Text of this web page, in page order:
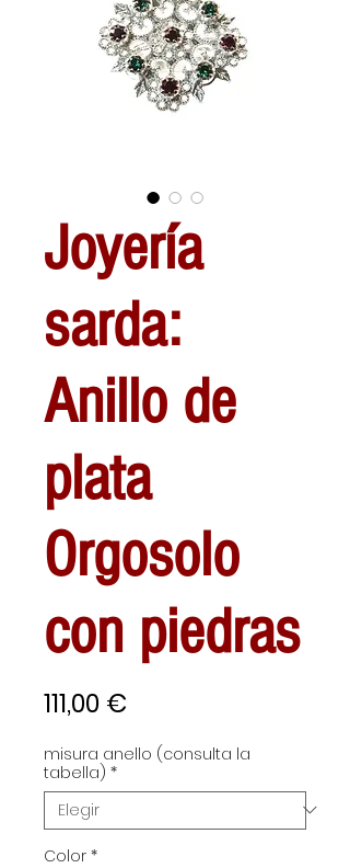
Joyería
sarda:
Anillo de
plata
Orgosolo
con piedras
111,00 €
misura anello (consulta la
tabella) *
Color *